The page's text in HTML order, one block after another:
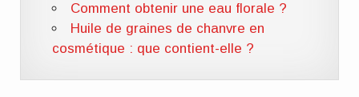
Comment obtenir une eau florale ?
Huile de graines de chanvre en
cosmétique : que contient-elle ?